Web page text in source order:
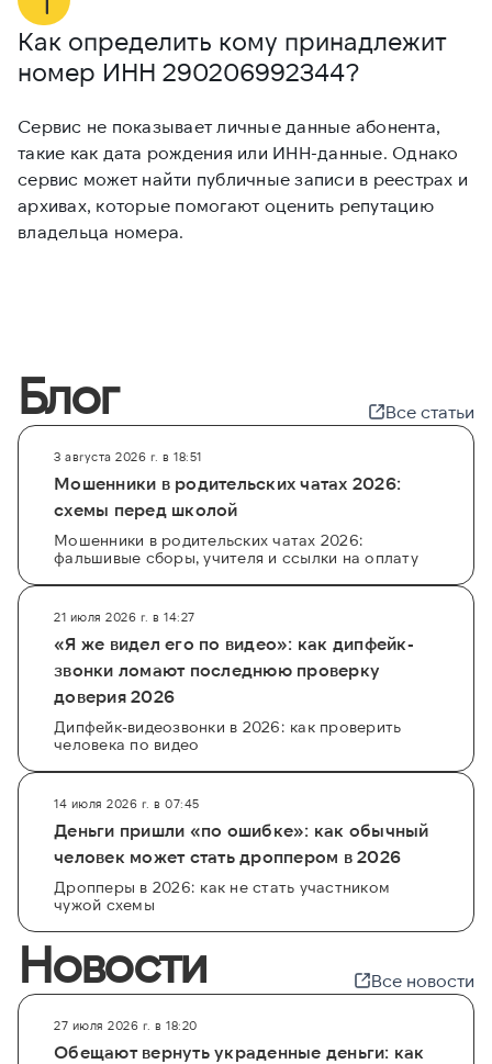
Как определить кому принадлежит
номер ИНН 290206992344?
Сервис не показывает личные данные абонента,
такие как дата рождения или ИНН-данные. Однако
сервис может найти публичные записи в реестрах и
архивах, которые помогают оценить репутацию
владельца номера.
Блог Все статьи
3 августа 2026 г. в 18:51
Мошенники в родительских чатах 2026:
схемы перед школой
Мошенники в родительских чатах 2026:
фальшивые сборы, учителя и ссылки на оплату
21 июля 2026 г. в 14:27
«Я же видел его по видео»: как дипфейк-
звонки ломают последнюю проверку
доверия 2026
Дипфейк-видеозвонки в 2026: как проверить
человека по видео
14 июля 2026 г. в 07:45
Деньги пришли «по ошибке»: как обычный
человек может стать дроппером в 2026
Дропперы в 2026: как не стать участником
чужой схемы
Новости Все новости
27 июля 2026 г. в 18:20
Обещают вернуть украденные деньги: как